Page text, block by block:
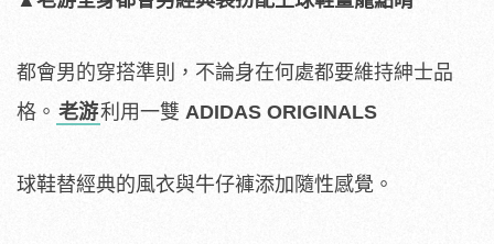
都會男的穿搭準則，不論身在何處都要維持紳士品
格。 老游利用一雙 ADIDAS ORIGINALS
球鞋替經典的風衣與牛仔褲添加隨性感覺。